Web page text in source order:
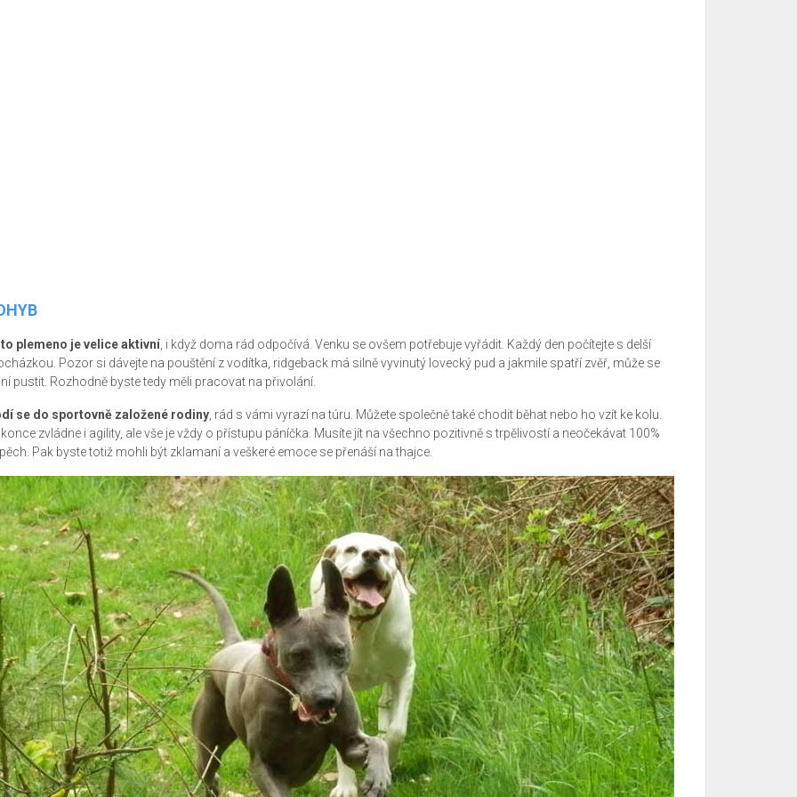
plemeno je velice aktivní, i když doma rád odpočívá. Venku se ovšem potřebuje vyřádit. Každý den počítejte s delší
Pozor si dávejte na pouštění z vodítka, ridgeback má silně vyvinutý lovecký pud a jakmile spatří zvěř, může se
pustit. Rozhodně byste tedy měli pracovat na přivolání.
se do sportovně založené rodiny, rád s vámi vyrazí na túru. Můžete společně také chodit běhat nebo ho vzít ke kolu.
zvládne i agility, ale vše je vždy o přístupu páníčka. Musíte jít na všechno pozitivně s trpělivostí a neočekávat 100%
Pak byste totiž mohli být zklamaní a veškeré emoce se přenáší na thajce.